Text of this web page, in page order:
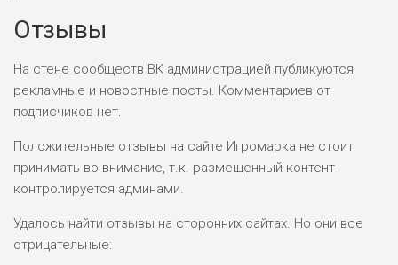
Отзывы
На стене сообществ ВК администрацией публикуются
рекламные и новостные посты. Комментариев от
подписчиков нет.
Положительные отзывы на сайте Игромарка не стоит
принимать во внимание, т.к. размещенный контент
контролируется админами.
Удалось найти отзывы на сторонних сайтах. Но они все
отрицательные: